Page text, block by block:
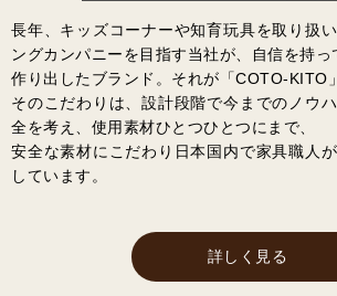
長年、キッズコーナーや知育玩具を取り扱
ングカンパニーを目指す当社が、自信を持っ
作り出したブランド。それが「COTO-KITO
そのこだわりは、設計段階で今までのノウ
全を考え、使用素材ひとつひとつにまで、
安全な素材にこだわり日本国内で家具職人
しています。
詳しく見る